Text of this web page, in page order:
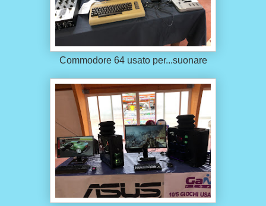
Commodore 64 usato per...suonare